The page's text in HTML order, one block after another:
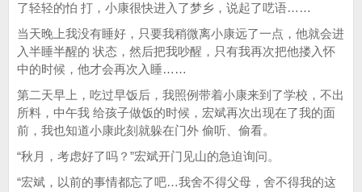
了轻轻的怕 打，小康很快进入了梦乡，说起了呓语……
当天晚上我没有睡好，只要我稍微离小康远了一点，他就会进
入半睡半醒的 状态，然后把我吵醒，只有我再次把他搂入怀
中的时候，他才会再次入睡……
第二天早上，吃过早饭后，我照例带着小康来到了学校，不出
所料，中午我 给孩子做饭的时候，宏斌再次出现在了我的面
前，我也知道小康此刻就躲在门外 偷听、偷看。
“秋月，考虑好了吗？”宏斌开门见山的急迫询问。
“宏斌，以前的事情都忘了吧…我舍不得父母，舍不得我的这